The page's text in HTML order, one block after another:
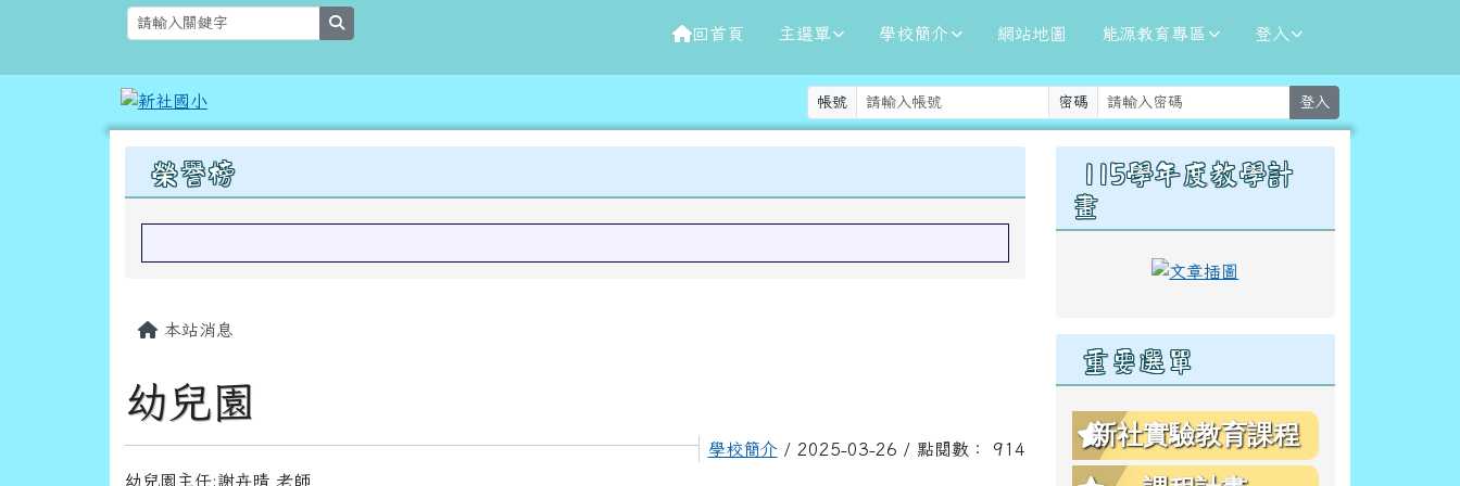
新社國小 回首頁 主選單 學校簡介 網站地圖 能源教育專區 登入
帳號 密碼 登入
上中區域內容
榮譽榜
主內容區域
本站消息
幼兒園
學校簡介 / 2025-03-26 / 點閱數： 914
幼兒園主任:謝卉晴 老師
右邊區域內容
115學年度教學計
畫
重要選單
新社實驗教育課程